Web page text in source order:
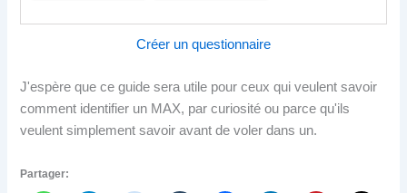
Créer un questionnaire
J'espère que ce guide sera utile pour ceux qui veulent savoir
comment identifier un MAX, par curiosité ou parce qu'ils
veulent simplement savoir avant de voler dans un.
Partager: